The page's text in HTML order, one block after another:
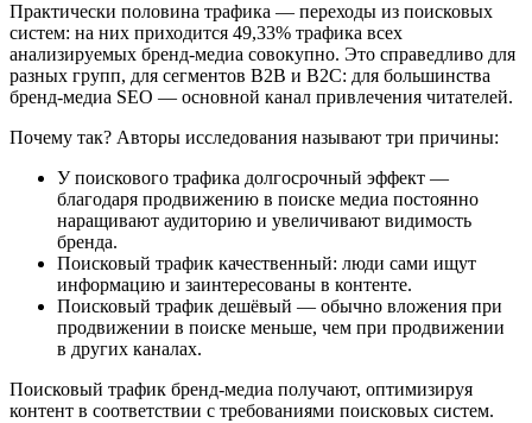
Практически половина трафика — переходы из поисковых
систем: на них приходится 49,33% трафика всех
анализируемых бренд-медиа совокупно. Это справедливо для
разных групп, для сегментов B2B и B2C: для большинства
бренд-медиа SEO — основной канал привлечения читателей.
Почему так? Авторы исследования называют три причины:
У поискового трафика долгосрочный эффект —
благодаря продвижению в поиске медиа постоянно
наращивают аудиторию и увеличивают видимость
бренда.
Поисковый трафик качественный: люди сами ищут
информацию и заинтересованы в контенте.
Поисковый трафик дешёвый — обычно вложения при
продвижении в поиске меньше, чем при продвижении
в других каналах.
Поисковый трафик бренд-медиа получают, оптимизируя
контент в соответствии с требованиями поисковых систем.